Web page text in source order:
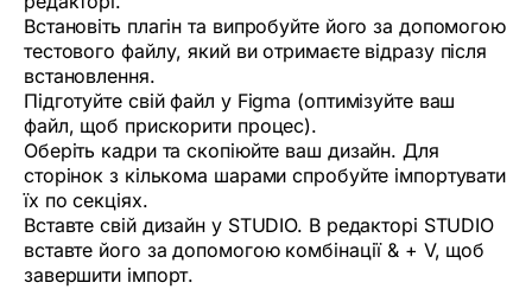
Встановіть плагін та випробуйте його за допомогою
тестового файлу, який ви отримаєте відразу після
встановлення.
Підготуйте свій файл у Figma (оптимізуйте ваш
файл, щоб прискорити процес).
Оберіть кадри та скопіюйте ваш дизайн. Для
сторінок з кількома шарами спробуйте імпортувати
їх по секціях.
Вставте свій дизайн у STUDIO. В редакторі STUDIO
вставте його за допомогою комбінації & + V, щоб
завершити імпорт.